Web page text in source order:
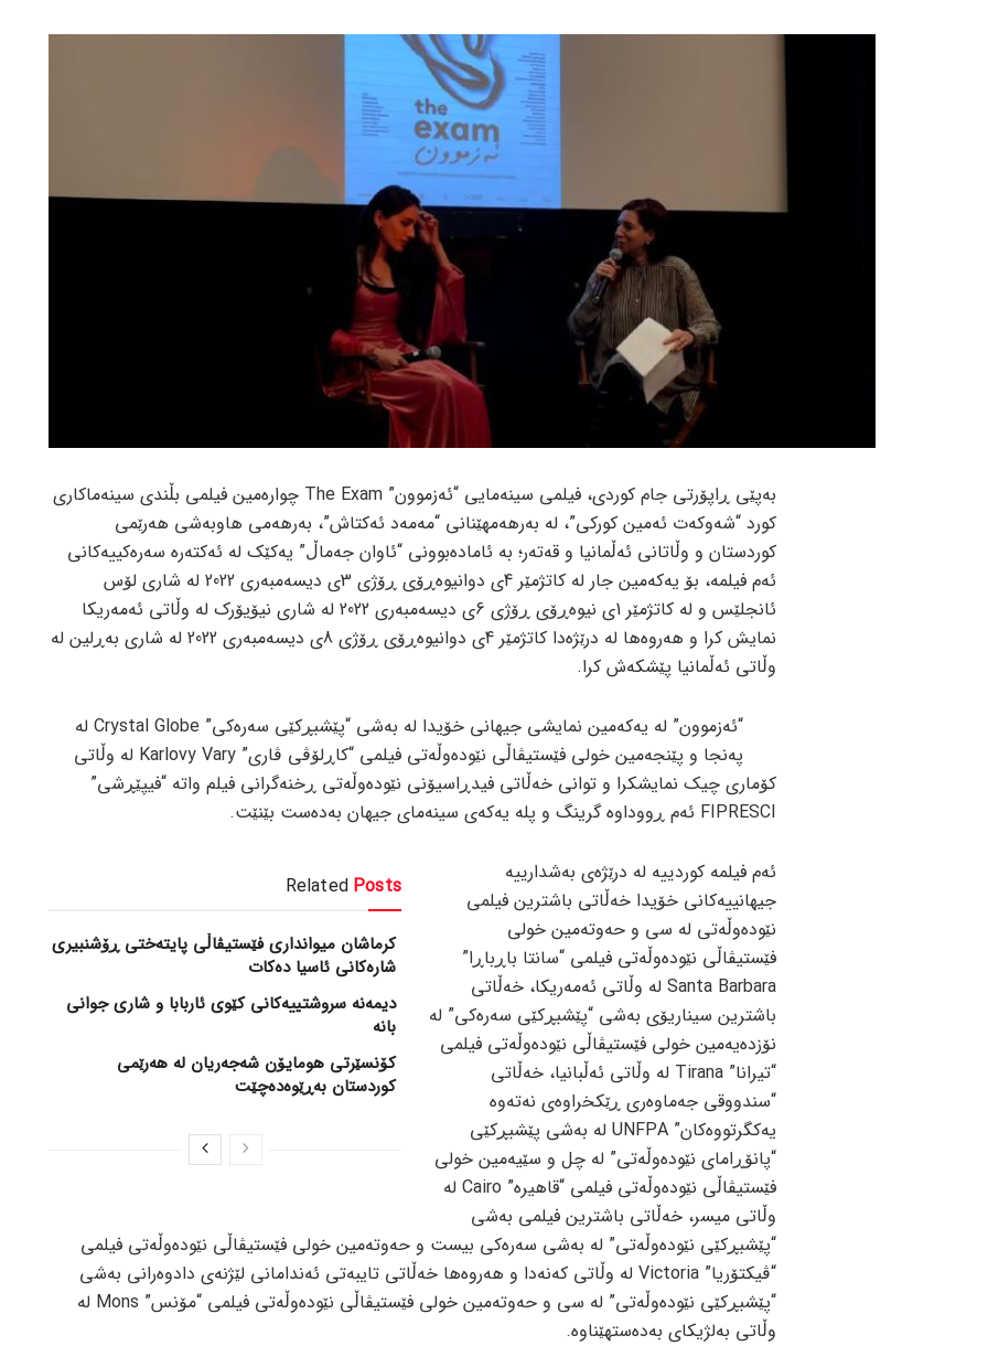
بەپێی ڕاپۆرتی جام کوردی، فیلمی سینەمایی “ئەزموون” The Exam چوارەمین فیلمی بڵندی سینەماکاری
کورد “شەوکەت ئەمین کورکی”، لە بەرهەمهێنانی “مەمەد ئەکتاش”، بەرهەمی هاوبەشی هەرێمی
کوردستان و وڵاتانی ئەڵمانیا و قەتەر؛ بە ئامادەبوونی “ئاوان جەماڵ” یەکێک لە ئەکتەرە سەرەکییەکانی
ئەم فیلمە، بۆ یەکەمین جار لە کاتژمێر 4ی دوانیوەڕۆی ڕۆژی 3ی دیسەمبەری 2022 لە شاری لۆس
ئانجلێس و لە کاتژمێر 1ی نیوەڕۆی ڕۆژی 6ی دیسەمبەری 2022 لە شاری نیۆیۆرک لە وڵاتی ئەمەریکا
نمایش کرا و هەروەها لە درێژەدا کاتژمێر 4ی دوانیوەڕۆی ڕۆژی 8ی دیسەمبەری 2022 لە شاری بەڕلین لە
وڵاتی ئەڵمانیا پێشکەش کرا.
“ئەزموون” لە یەکەمین نمایشی جیهانی خۆیدا لە بەشی “پێشبڕکێی سەرەکی” Crystal Globe لە
پەنجا و پێنجەمین خولی فێستیڤاڵی نێودەوڵەتی فیلمی “کاڕلۆڤی ڤاری” Karlovy Vary لە وڵاتی
کۆماری چیک نمایشکرا و توانی خەڵاتی فیدڕاسیۆنی نێودەوڵەتی ڕخنەگرانی فیلم واتە “فیپێڕشی”
FIPRESCI ئەم ڕووداوە گرینگ و پلە یەکەی سینەمای جیهان بەدەست بێنێت.
Related Posts
کرماشان میوانداری فێستیڤاڵی پایتەختی ڕۆشنبیری
شارەکانی ئاسیا دەکات
‎دیمەنە سروشتییەكانی كێوی ئاربابا و شاری جوانی
بانە
کۆنسێرتی هومایۆن شەجەریان لە هەرێمی
کوردستان بەڕێوەدەچێت
ئەم فیلمە کوردییە لە درێژەی بەشدارییە
جیهانییەکانی خۆیدا خەڵاتی باشترین فیلمی
نێودەوڵەتی لە سی و حەوتەمین خولی
فێستیڤاڵی نێودەوڵەتی فیلمی “سانتا باڕباڕا”
Santa Barbara لە وڵاتی ئەمەریکا، خەڵاتی
باشترین سیناریۆی بەشی “پێشبڕکێی سەرەکی” لە
نۆزدەیەمین خولی فێستیڤاڵی نێودەوڵەتی فیلمی
“تیرانا” Tirana لە وڵاتی ئەڵبانیا، خەڵاتی
“سندووقی جەماوەری ڕێکخراوەی نەتەوە
یەکگرتووەکان” UNFPA لە بەشی پێشبڕکێی
“پانۆڕامای نێودەوڵەتی” لە چل و سێیەمین خولی
فێستیڤاڵی نێودەوڵەتی فیلمی “قاهیرە” Cairo لە
وڵاتی میسر، خەڵاتی باشترین فیلمی بەشی
“پێشبڕکێی نێودەوڵەتی” لە بەشی سەرەکی بیست و حەوتەمین خولی فێستیڤاڵی نێودەوڵەتی فیلمی
“ڤیکتۆریا” Victoria لە وڵاتی کەنەدا و هەروەها خەڵاتی تایبەتی ئەندامانی لێژنەی دادوەرانی بەشی
“پێشبڕکێی نێودەوڵەتی” لە سی و حەوتەمین خولی فێستیڤاڵی نێودەوڵەتی فیلمی “مۆنس” Mons لە
وڵاتی بەلژیکای بەدەستهێناوە.